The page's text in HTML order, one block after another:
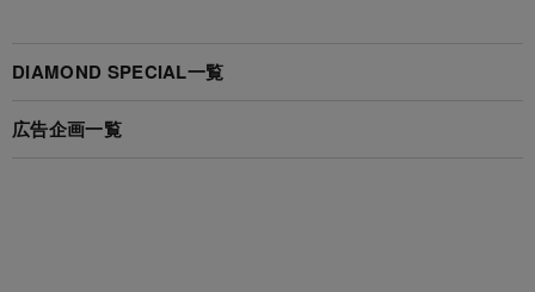
DIAMOND SPECIAL一覧
広告企画一覧